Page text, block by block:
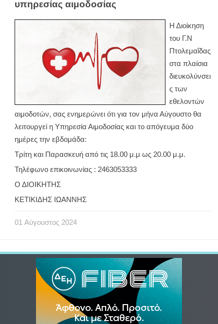
υπηρεσίας αιμοδοσίας
Η Διοίκηση
του Γ.Ν
Πτολεμαΐδας
στα πλαίσια
διευκολύνσει
ς των
εθελοντών
αιμοδοτών, σας ενημερώνει ότι για τον μήνα Αύγουστο θα
λειτουργεί η Υπηρεσία Αιμοδοσίας και το απόγευμα δύο
ημέρες την εβδομάδα:
Τρίτη και Παρασκευή από τις 18.00 μ.μ ως 20.00 μ.μ.
Τηλέφωνο επικοινωνίας : 2463053333
Ο ΔΙΟΙΚΗΤΗΣ
ΚΕΤΙΚΙΔΗΣ ΙΩΑΝΝΗΣ
01 Αύγουστος 2024